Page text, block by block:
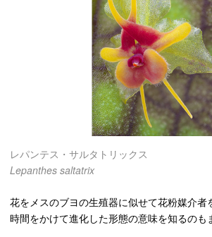
レパンテス・サルタトリックス
Lepanthes saltatrix
花をメスのブヨの生殖器に似せて花粉媒介者
時間をかけて進化した形態の意味を知るのも